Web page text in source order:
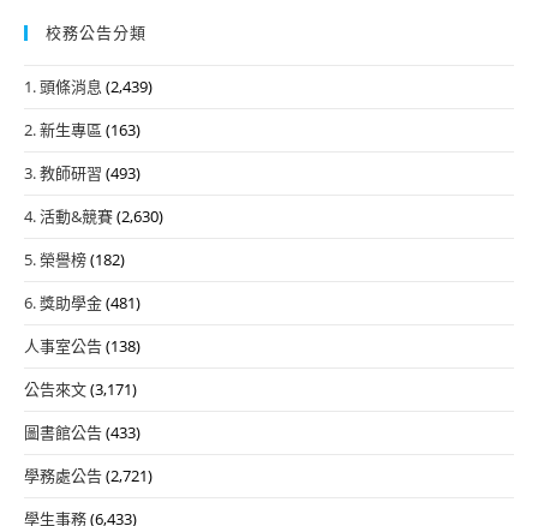
校務公告分類
1. 頭條消息 (2,439)
2. 新生專區 (163)
3. 教師研習 (493)
4. 活動&競賽(2,630)
5. 榮譽榜(182)
6. 獎助學金(481)
人事室公告(138)
公告來文(3,171)
圖書館公告(433)
學務處公告(2,721)
學生事務(6,433)